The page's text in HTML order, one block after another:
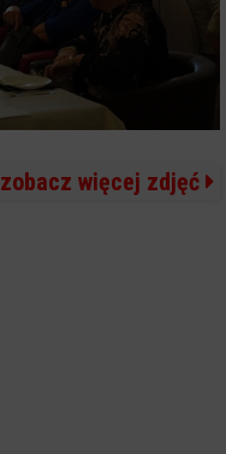
zobacz więcej zdjęć